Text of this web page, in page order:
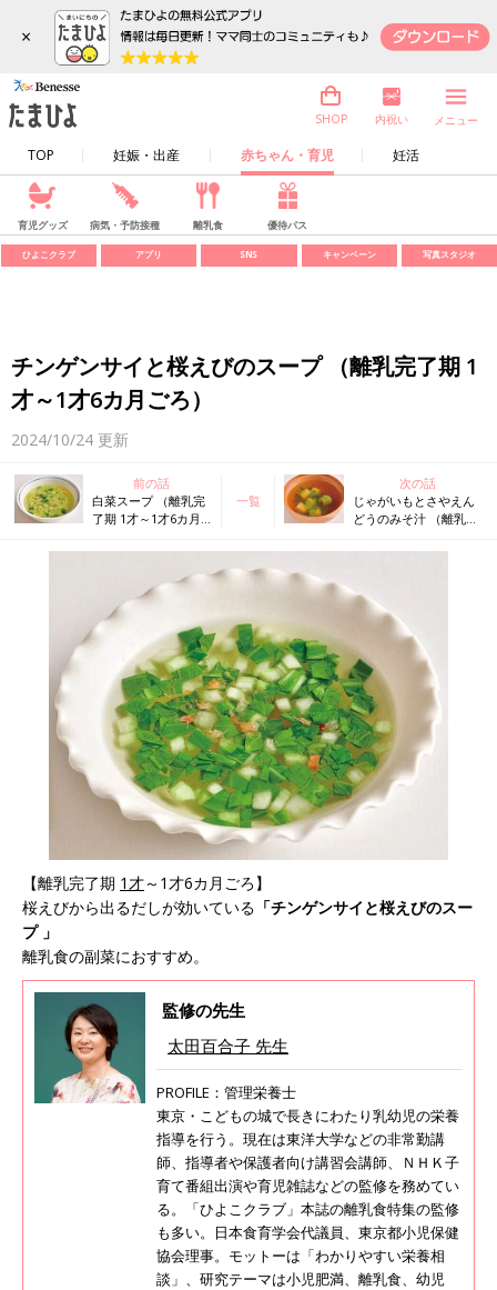
×
TOP 妊娠・出産 赤ちゃん・育児 妊活
SHOP 内祝い メニュー
育児グッズ 病気・予防接種 離乳食 優待パス
ひよこクラブ アプリ SNS キャンペーン 写真スタジオ
チンゲンサイと桜えびのスープ （離乳完了期 1
才～1才6カ月ごろ）
2024/10/24 更新
前の話
白菜スープ （離乳完
了期 1才～1才6カ月
一覧
次の話
じゃがいもとさやえん
どうのみそ汁 （離乳完
ろ）
【離乳完了期 1才～1才6カ月ごろ】
桜えびから出るだしが効いている 「チンゲンサイと桜えびのスー
プ 」
離乳食の副菜におすすめ。
監修の先生
太田百合子 先生
PROFILE：管理栄養士
東京・こどもの城で長きにわたり乳幼児の栄養
指導を行う。現在は東洋大学などの非常勤講
師、指導者や保護者向け講習会講師、ＮＨＫ子
育て番組出演や育児雑誌などの監修を務めてい
る。「ひよこクラブ」本誌の離乳食特集の監修
も多い。日本食育学会代議員、東京都小児保健
協会理事。モットーは「わかりやすい栄養相
談」、研究テーマは小児肥満、離乳食、幼児